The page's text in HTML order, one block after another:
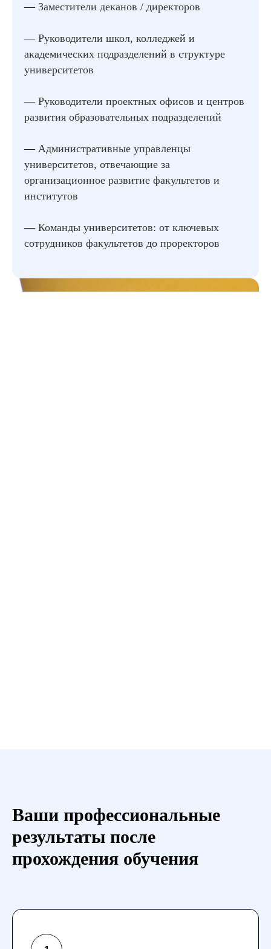
— Заместители деканов / директоров
— Руководители школ, колледжей и
академических подразделений в структуре
университетов
— Руководители проектных офисов и центров
развития образовательных подразделений
— Административные управленцы
университетов, отвечающие за
организационное развитие факультетов и
институтов
— Команды университетов: от ключевых
сотрудников факультетов до проректоров
Ваши профессиональные
результаты после
прохождения обучения